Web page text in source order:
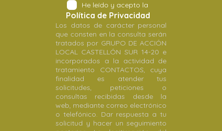
He leído y acepto la
Política de Privacidad
Los datos de carácter personal
que consten en la consulta serán
tratados por GRUPO DE ACCIÓN
LOCAL CASTELLÓN SUR 14-20 e
incorporados a la actividad de
tratamiento CONTACTOS, cuya
finalidad es atender tus
solicitudes, peticiones o
consultas recibidas desde la
web, mediante correo electrónico
o telefónico. Dar respuesta a tu
solicitud y hacer un seguimiento